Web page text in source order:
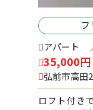
2026-
アップル
2026-
アパート
35,000円
弘前市高田
ロフト付き